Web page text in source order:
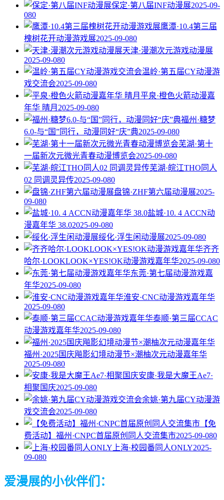
保定·第八届INF动漫展2025-09-
080
鹰潭·10.4第三届
槐树花开动漫游戏展2025-09-080
天津·漫潮次元游戏动漫展
2025-09-080
温岭·第五届CY动漫游
戏交流会2025-09-080
平泉·橙色火箭动漫嘉
年华 晴月 2025-09-080
福州·糖梦
6.0-与“国”同行，动漫同好“庆”典2025-09-080
芜湖·第十
一届新次元微光青春动漫博览会2025-09-080
芜湖·皖江THO同人
02 同调灵异传2025-09-080
盘锦·ZHF第六届动漫展2025-
09-080
盐城·10. 4 ACCN动
漫嘉年华 38.02025-09-080
绥化·浮生闲动漫展2025-09-080
齐齐
哈尔·LOOKLOOK×YES!OK动漫游戏嘉年华2025-09-080
东莞·第七届动漫游戏嘉
年华2025-09-080
淮安·CNC动漫游戏嘉年华
2025-09-080
泰顺·第三届CCAC
动漫游戏嘉年华2025-09-080
福州·2025国庆飚影幻境动漫节×潮柚次元动漫嘉年华
2025-09-080
安康·我是大魔王Ae7·
相聚国庆2025-09-080
余姚·第九届CY动漫游
戏交流会2025-09-080
【免
费活动】福州·CNPC首届原创同人交流集市2025-09-080
上海·校园番同人ONLY2025-
09-080
爱漫展的小伙伴们：